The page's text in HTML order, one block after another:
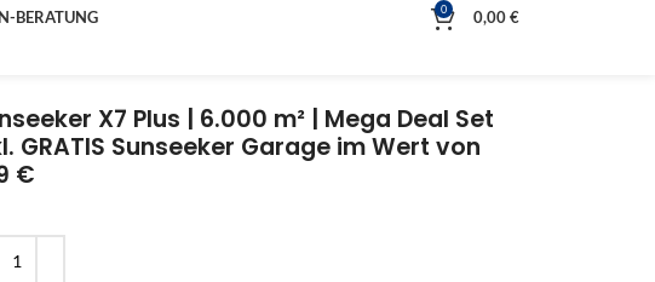
BERATUNG 0 0,00€
X7 Plus | 6.000 m² | Mega Deal Set
GRATIS Sunseeker Garage im Wert von
€